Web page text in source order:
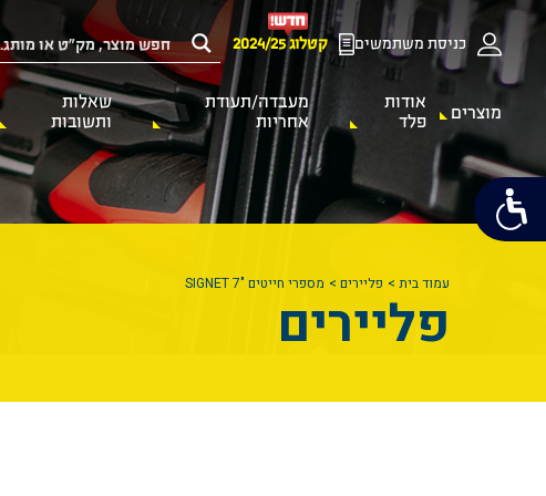
כניסת משתמשים קטלוג 2024/25
מוצרים
אודות
פלד
מעבדה/תעודת
אחריות
שאלות
ותשובות
עמוד בית פליירים מספרי חייטים "SIGNET 7
פליירים